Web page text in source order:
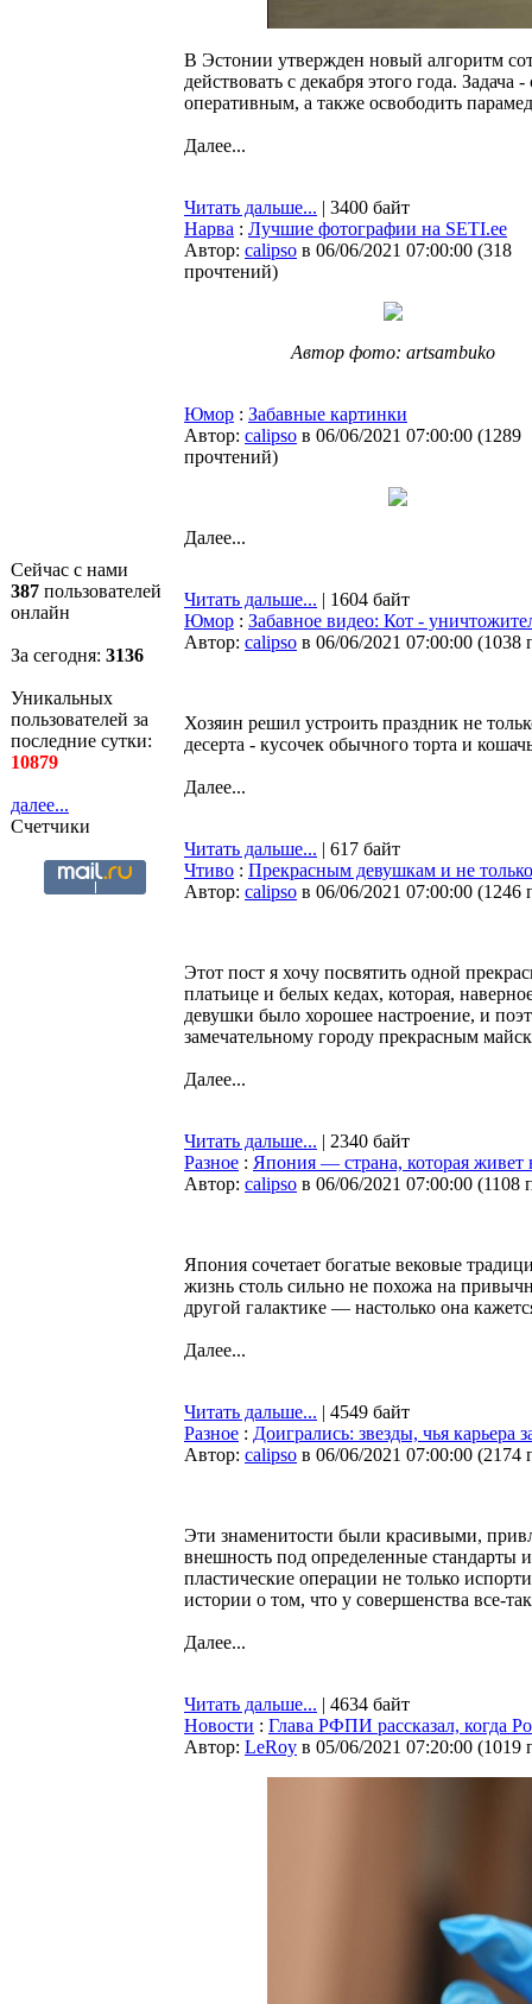
Сейчас с нами
387 пользователей
онлайн
За сегодня: 3136
Уникальных
пользователей за
последние сутки:
10879
далее...
Счетчики
В Эстонии утвержден новый алгоритм
действовать с декабря этого года.
оперативным, а также освободить
Далее...
Читать дальше... | 3400 байт
Нарва : Лучшие фотографии на SETI.ee
Автор: calipso в 06/06/2021 07:00:00 (318
прочтений)
Автор фото: artsambuko
Юмор : Забавные картинки
Автор: calipso в 06/06/2021 07:00:00 (1289
прочтений)
Далее...
Читать дальше... | 1604 байт
Юмор : Забавное видео: Кот -
Автор: calipso в 06/06/2021 07:00:00 (1038
Хозяин решил устроить праздник не
десерта - кусочек обычного торта и
Далее...
Читать дальше... | 617 байт
Чтиво : Прекрасным девушкам и не только
Автор: calipso в 06/06/2021 07:00:00 (1246
Этот пост я хочу посвятить одной
платьице и белых кедах, которая,
девушки было хорошее настроение, и
замечательному городу прекрасным
Далее...
Читать дальше... | 2340 байт
Разное : Япония — страна, которая живет
Автор: calipso в 06/06/2021 07:00:00 (1108
Япония сочетает богатые вековые
жизнь столь сильно не похожа на
другой галактике — настолько она
Далее...
Читать дальше... | 4549 байт
Разное : Доигрались: звезды, чья карьера
Автор: calipso в 06/06/2021 07:00:00 (2174
Эти знаменитости были красивыми,
внешность под определенные стандарты
пластические операции не только
истории о том, что у совершенства все-
Далее...
Читать дальше... | 4634 байт
Новости : Глава РФПИ рассказал, когда
Автор: LeRoy в 05/06/2021 07:20:00 (1019